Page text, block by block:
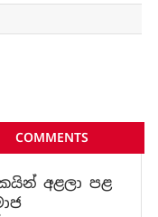
COMMENTS
අළලා පළ